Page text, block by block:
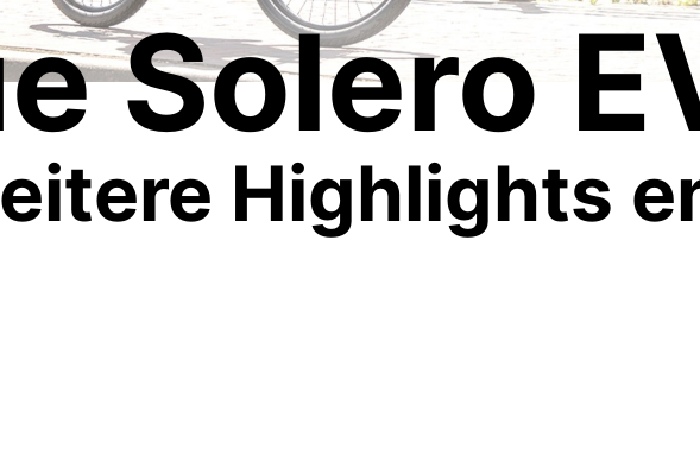
Solero
Highlights